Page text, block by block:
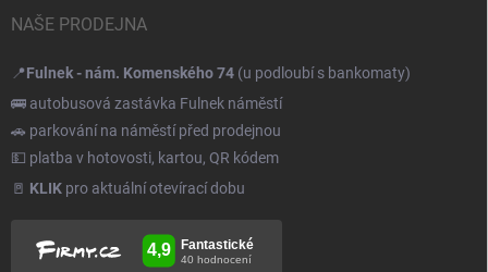
NAŠE PRODEJNA
📍Fulnek - nám. Komenského 74 (u podloubí s bankomaty)
🚌 autobusová zastávka Fulnek náměstí
🚗 parkování na náměstí před prodejnou
💵 platba v hotovosti, kartou, QR kódem
🚪 KLIK pro aktuální otevírací dobu